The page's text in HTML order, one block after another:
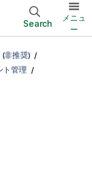
Search
メニュ
ー
非推奨)
ト管理